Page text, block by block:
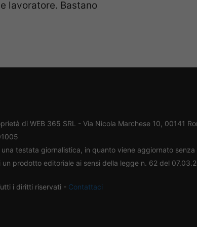
lavoratore. Bastano
di WEB 365 SRL - Via Nicola Marchese 10, 00141
testata giornalistica, in quanto viene aggiornato
prodotto editoriale ai sensi della legge n. 62 del
i diritti riservati - Contattaci